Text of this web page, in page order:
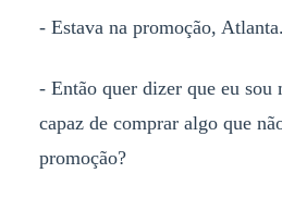
- Estava na promoção, Atlanta.
- Então quer dizer que eu sou
capaz de comprar algo que
promoção?